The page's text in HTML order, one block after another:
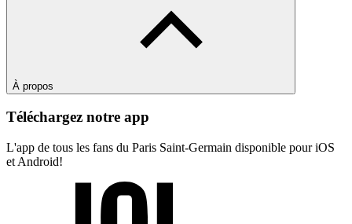
À propos
Téléchargez notre app
L'app de tous les fans du Paris Saint-Germain disponible pour iOS
et Android!